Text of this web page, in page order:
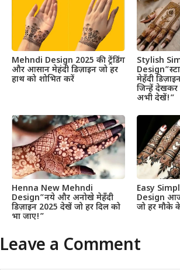
Mehndi Design 2025 की ट्रेंडिंग
और आसान मेहंदी डिज़ाइन जो हर
हाथ को शोभित करें
Stylish
मेहँदी
जिन्हें देखकर
अभी देखें!”
Henna New Mehndi
Design”नये और अनोखे मेहँदी
डिज़ाइन 2025 देखें जो हर दिल को
भा जाए!”
Easy
Design
जो हर मौके
Leave a Comment